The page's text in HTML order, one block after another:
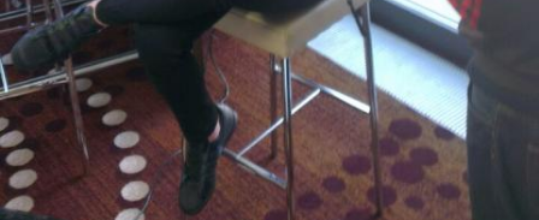
Artwork "Sunday Best" (2025)